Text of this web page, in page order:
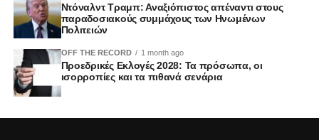
Ντόναλντ Τραμπ: Αναξιόπιστος απέναντι στους
παραδοσιακούς συμμάχους των Ηνωμένων
Πολιτειών
OFF THE RECORD 1 month ago
Προεδρικές Εκλογές 2028: Τα πρόσωπα, οι
ισορροπίες και τα πιθανά σενάρια